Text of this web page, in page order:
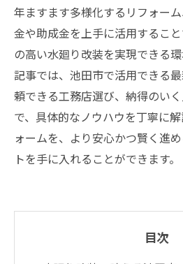
年ますます多様化するリフォー
金や助成金を上手に活用するこ
の高い水廻り改装を実現できる
記事では、池田市で活用できる
頼できる工務店選び、納得のい
で、具体的なノウハウを丁寧に
ォームを、より安心かつ賢く進
トを手に入れることができます。
目次